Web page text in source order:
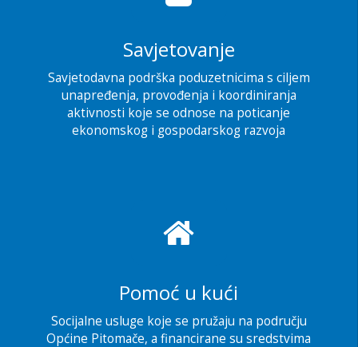
Savjetovanje
Savjetodavna podrška poduzetnicima s ciljem
unapređenja, provođenja i koordiniranja
aktivnosti koje se odnose na poticanje
ekonomskog i gospodarskog razvoja
Pomoć u kući
Socijalne usluge koje se pružaju na području
Općine Pitomače, a financirane su sredstvima